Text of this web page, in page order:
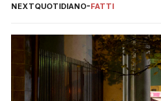
NEXTQUOTIDIANO-FATTI